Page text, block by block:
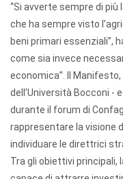
“Si avverte sempre di
che ha sempre visto
beni primari essenziali”,
come sia invece
economica”. Il
dell’Università Bocconi -
durante il forum di
rappresentare la visione
individuare le direttrici
Tra gli obiettivi principali,